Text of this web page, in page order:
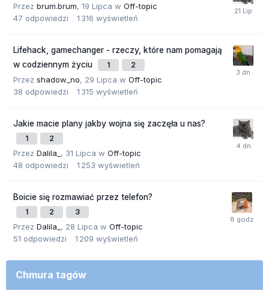
Przez brum.brum, 19 Lipca w Off-topic
47 odpowiedzi 1 316 wyświetleń
Lifehack, gamechanger - rzeczy, które nam pomagają
w codziennym życiu
1 2
Przez shadow_no, 29 Lipca w Off-topic
38 odpowiedzi 1 315 wyświetleń
Jakie macie plany jakby wojna się zaczęła u nas?
1 2
Przez Dalila_ , 31 Lipca w Off-topic
48 odpowiedzi 1 253 wyświetleń
Boicie się rozmawiać przez telefon?
1 2 3
Przez Dalila_ , 28 Lipca w Off-topic
51 odpowiedzi 1 209 wyświetleń
Chmura tagów